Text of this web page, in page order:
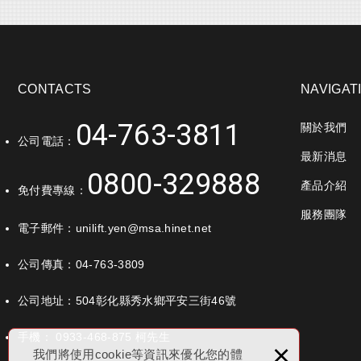
我們將使用cookie等資訊來優化您的體
CONTACTS
公司電話： 04-763-3811
免付費專線： 0800-329888
電子郵件： unilift.yen@msa.hinet.net
公司傳真：04-763-3809
公司地址： 504彰化縣秀水鄉平安三街46號
關於我們
最新消息
產品介紹
服務團隊